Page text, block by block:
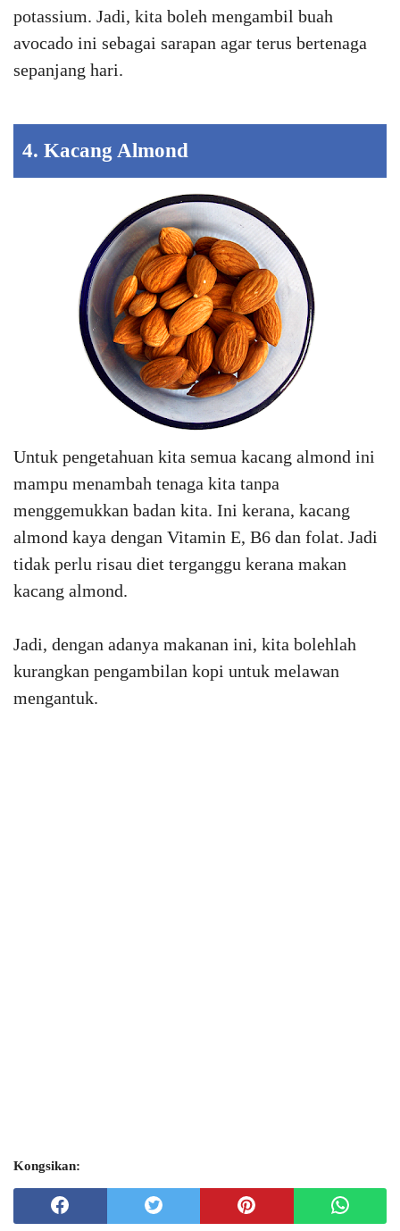
potassium. Jadi, kita boleh mengambil buah
avocado ini sebagai sarapan agar terus bertenaga
sepanjang hari.
4. Kacang Almond
Untuk pengetahuan kita semua kacang almond ini
mampu menambah tenaga kita tanpa
menggemukkan badan kita. Ini kerana, kacang
almond kaya dengan Vitamin E, B6 dan folat. Jadi
tidak perlu risau diet terganggu kerana makan
kacang almond.
Jadi, dengan adanya makanan ini, kita bolehlah
kurangkan pengambilan kopi untuk melawan
mengantuk.
Kongsikan: